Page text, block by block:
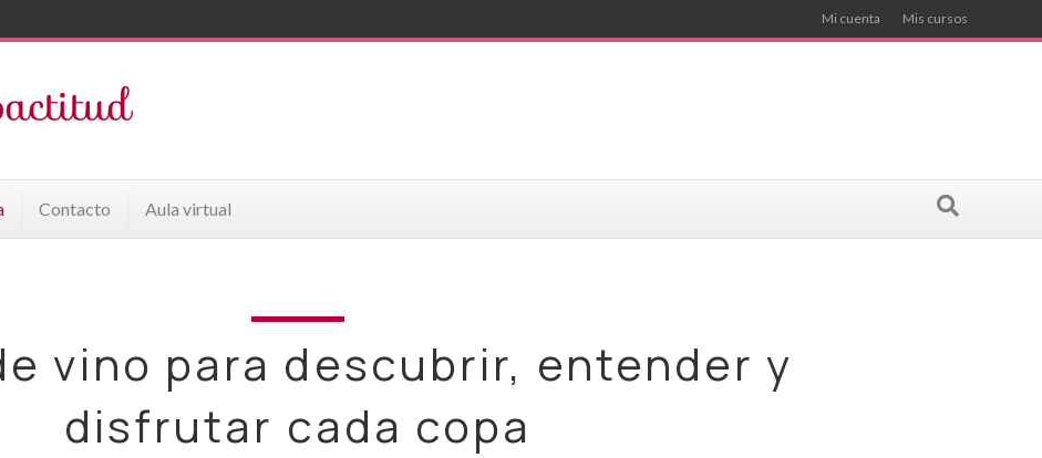
Mi cuenta Mis cursos
Contacto Aula virtual
vino para descubrir, entender y
disfrutar cada copa